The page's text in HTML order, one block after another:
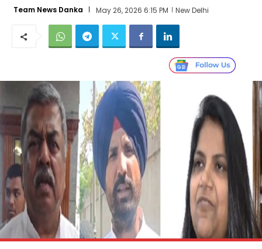
Team News Danka May 26, 2026 6:15 PM New Delhi